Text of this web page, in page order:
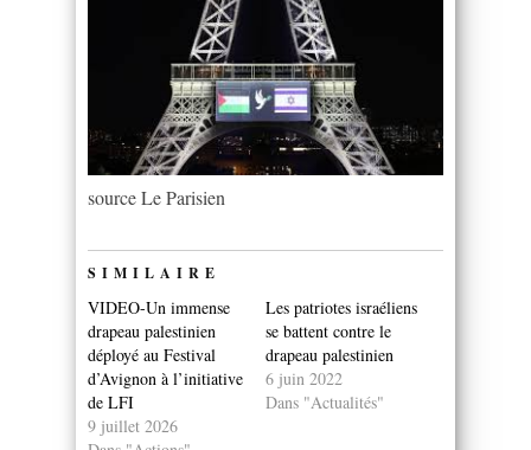
source Le Parisien
SIMILAIRE
VIDEO-Un immense
drapeau palestinien
déployé au Festival
d’Avignon à l’initiative
de LFI
9 juillet 2026
Les patriotes israéliens
se battent contre le
drapeau palestinien
6 juin 2022
Dans "Actualités"